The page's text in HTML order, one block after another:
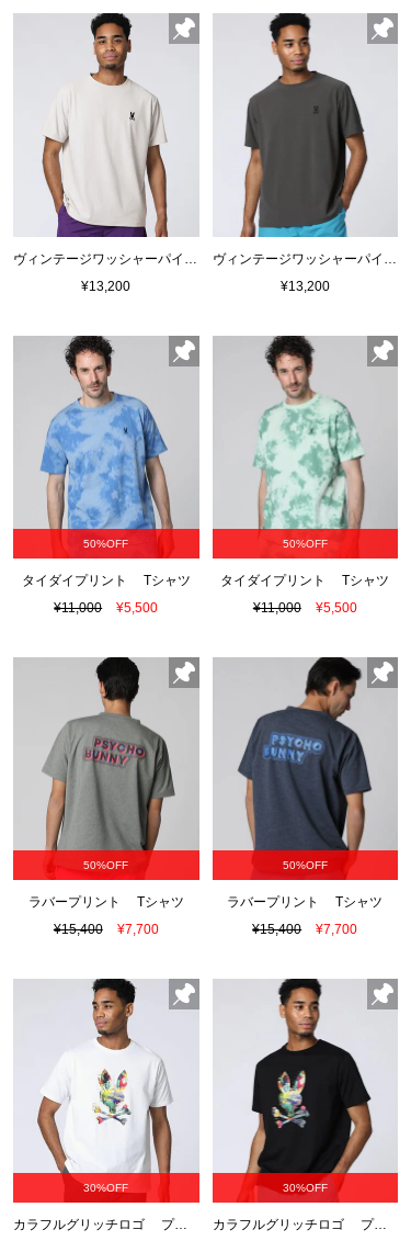
¥13,200
¥13,200
50%OFF
タイダイプリント Tシャツ
¥11,000
¥5,500
50%OFF
タイダイプリント Tシャツ
¥11,000
¥5,500
50%OFF
ラバープリント Tシャツ
¥15,400
¥7,700
50%OFF
ラバープリント Tシャツ
¥15,400
¥7,700
30%OFF
カラフルグリッチロゴ プリントTシャツ
30%OFF
カラフルグリッチロゴ プリントTシャツ